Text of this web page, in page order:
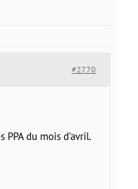
#2770
du mois d’avril.